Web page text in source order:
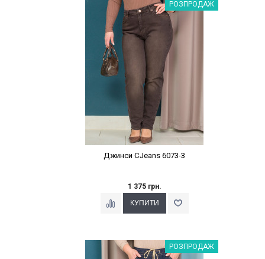
РОЗПРОДАЖ
Джинси CJeans 6073-3
1 375 грн.
Наклейки Варіант з %РОЗПРОДАЖ